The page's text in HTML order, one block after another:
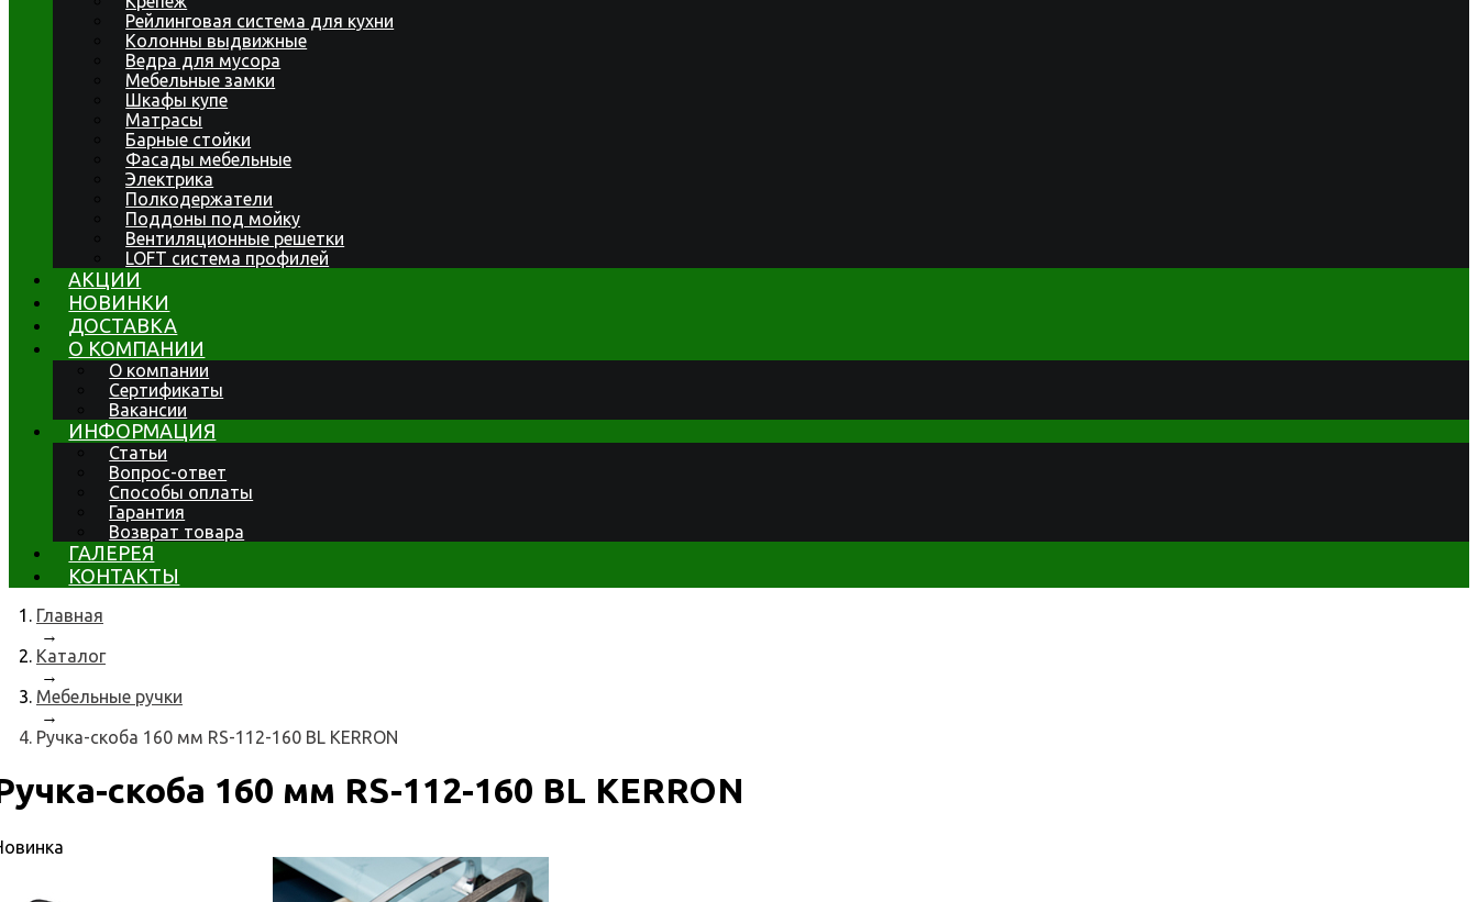
Рейлинговая система для кухни
Колонны выдвижные
Ведра для мусора
Мебельные замки
Шкафы купе
Матрасы
Барные стойки
Фасады мебельные
Электрика
Полкодержатели
Поддоны под мойку
Вентиляционные решетки
LOFT система профилей
АКЦИИ
НОВИНКИ
ДОСТАВКА
О КОМПАНИИ
О компании
Сертификаты
Вакансии
ИНФОРМАЦИЯ
Статьи
Вопрос-ответ
Способы оплаты
Гарантия
Возврат товара
ГАЛЕРЕЯ
КОНТАКТЫ
Главная
→
Каталог
→
Мебельные ручки
→
Ручка-скоба 160 мм RS-112-160 BL KERRON
скоба 160 мм RS-112-160 BL KERRON